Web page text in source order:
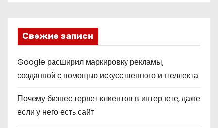
Свежие записи
Google расширил маркировку рекламы,
созданной с помощью искусственного интеллекта
Почему бизнес теряет клиентов в интернете, даже
если у него есть сайт